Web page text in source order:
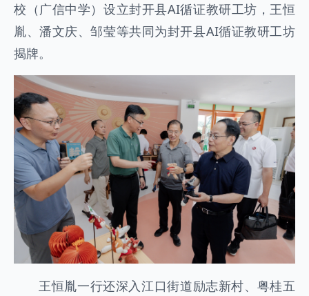
校（广信中学）设立封开县AI循证教研工坊，王恒
胤、潘文庆、邹莹等共同为封开县AI循证教研工坊
揭牌。
王恒胤一行还深入江口街道励志新村、粤桂五